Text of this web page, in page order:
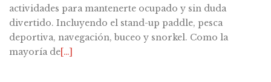
actividades para mantenerte ocupado y sin duda
divertido. Incluyendo el stand-up paddle, pesca
deportiva, navegación, buceo y snorkel. Como la
mayoría de[…]